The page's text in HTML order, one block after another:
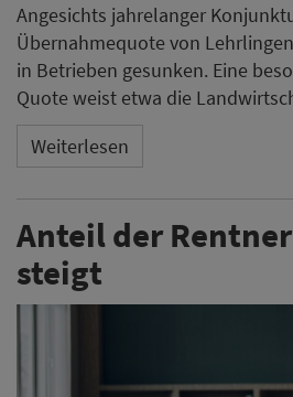
Angesichts jahrelanger
Übernahmequote von
in Betrieben gesunken. Eine
Quote weist etwa die
Weiterlesen
Anteil der
steigt